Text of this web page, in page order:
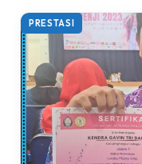
PRESTASI